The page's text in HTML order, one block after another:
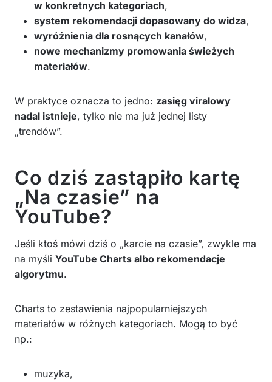
w konkretnych kategoriach,
system rekomendacji dopasowany do widza,
wyróżnienia dla rosnących kanałów,
nowe mechanizmy promowania świeżych
materiałów.
W praktyce oznacza to jedno: zasięg viralowy
nadal istnieje, tylko nie ma już jednej listy
„trendów”.
Co dziś zastąpiło kartę
„Na czasie” na
YouTube?
Jeśli ktoś mówi dziś o „karcie na czasie”, zwykle ma
na myśli YouTube Charts albo rekomendacje
algorytmu.
Charts to zestawienia najpopularniejszych
materiałów w różnych kategoriach. Mogą to być
np.:
muzyka,